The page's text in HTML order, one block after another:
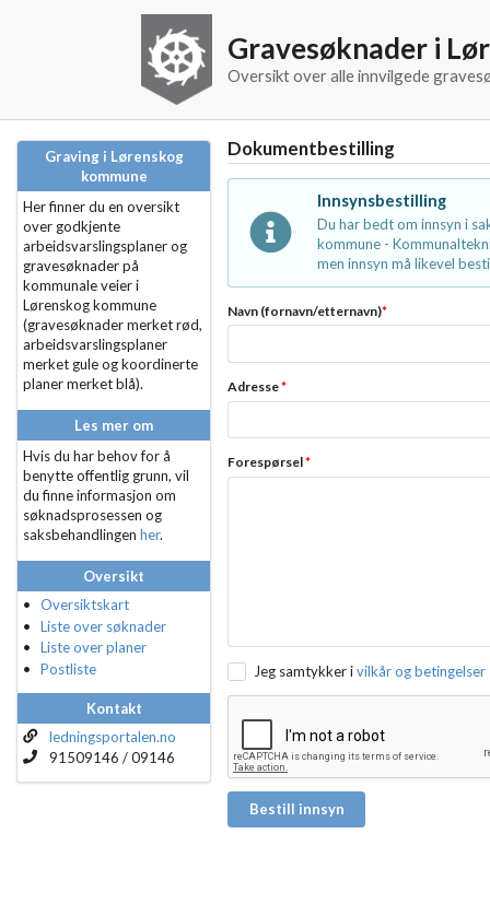
Gravesøknader i
Oversikt over alle innvilgede
Graving i Lørenskog
kommune
Her finner du en oversikt
over godkjente
arbeidsvarslingsplaner og
gravesøknader på
kommunale veier i
Lørenskog kommune
(gravesøknader merket rød,
arbeidsvarslingsplaner
merket gule og koordinerte
planer merket blå).
Les mer om
Hvis du har behov for å
benytte offentlig grunn, vil
du finne informasjon om
søknadsprosessen og
saksbehandlingen her.
Oversikt
Oversiktskart
Liste over søknader
Liste over planer
Postliste
Kontakt
ledningsportalen.no
91509146 / 09146
Dokumentbestilling
Innsynsbestilling
Du har bedt om innsyn i
kommune -
men innsyn må likevel
Navn (fornavn/etternavn)*
Adresse*
Forespørsel*
Jeg samtykker i vilkår og betingelser
Bestill innsyn